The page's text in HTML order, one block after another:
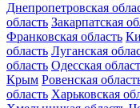
Днепропетровская
область Закарпатская
Франковская область
область Луганская
область Одесская
Крым Ровенская
область Харьковская